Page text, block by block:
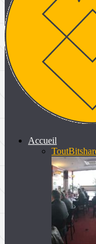
Accueil
Tout